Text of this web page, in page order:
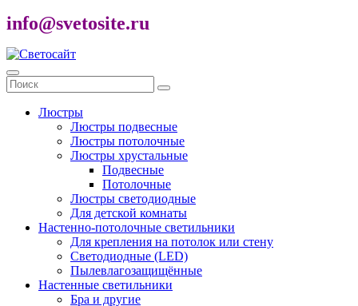
info@svetosite.ru
Люстры
Люстры подвесные
Люстры потолочные
Люстры хрустальные
Подвесные
Потолочные
Люстры светодиодные
Для детской комнаты
Настенно-потолочные светильники
Для крепления на потолок или стену
Светодиодные (LED)
Пылевлагозащищённые
Настенные светильники
Бра и другие